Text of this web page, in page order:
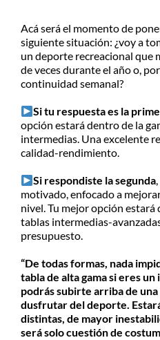
Acá será el momento de
siguiente situación: ¿voy a
un deporte recreacional que
de veces durante el año o,
continuidad semanal?
Si tu respuesta es la
opción estará dentro de la
intermedias. Una excelente
calidad-rendimiento.
Si respondiste la segunda
motivado, enfocado a
nivel. Tu mejor opción estará
tablas intermedias-
presupuesto.
“De todas formas, nada
tabla de alta gama si eres
podrás subirte arriba de
dusfrutar del deporte.
distintas, de mayor
será solo cuestión de